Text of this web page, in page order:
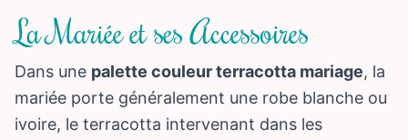
La Mariée et ses Accessoires
Dans une palette couleur terracotta mariage, la
mariée porte généralement une robe blanche ou
ivoire, le terracotta intervenant dans les